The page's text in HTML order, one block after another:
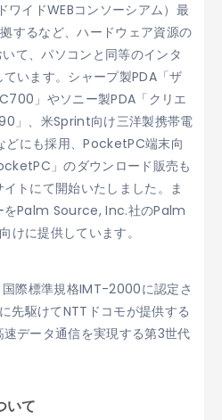
イドWEBコンソーシアム）最
するなど、ハードウェア資源の
て、パソコンと同等のインタ
います。シャープ製PDA「ザ
」やソニー製PDA「クリエ
」、米Sprint向け三洋製携帯電
にも採用、PocketPC端末向
」のダウンロード販売も
トにて開始いたしました。ま
をPalm Source, Inc.社のPalm
けに提供しています。
国際標準規格IMT-2000に認定さ
先駆けてNTTドコモが提供する
データ通信を実現する第3世代
いて